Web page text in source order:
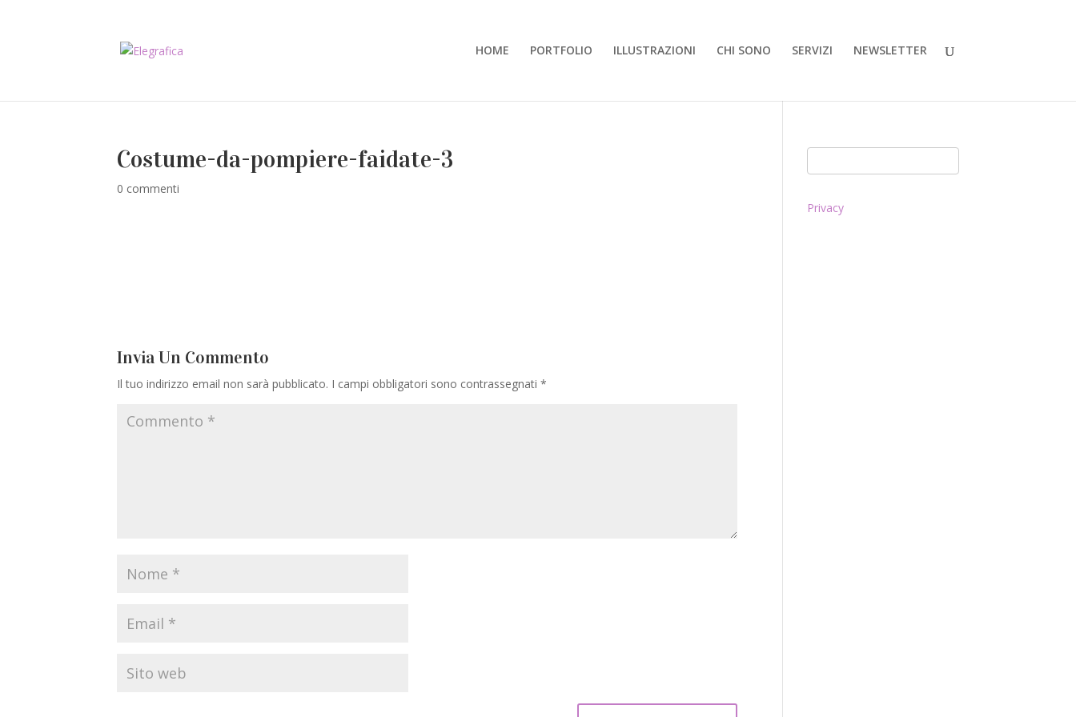
HOME PORTFOLIO ILLUSTRAZIONI CHI SONO SERVIZI NEWSLETTER
Costume-da-pompiere-faidate-3
0 commenti
Invia Un Commento
Il tuo indirizzo email non sarà pubblicato. I campi obbligatori sono contrassegnati *
Privacy